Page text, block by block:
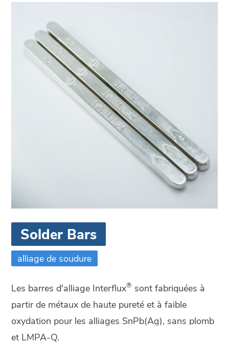
Solder Bars
alliage de soudure
Les barres d'alliage Interflux® sont fabriquées à
partir de métaux de haute pureté et à faible
oxydation pour les alliages SnPb(Ag), sans plomb
et LMPA-Q.